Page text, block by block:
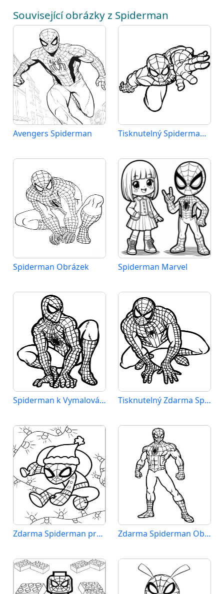
Související obrázky z Spiderman
Avengers Spiderman Tisknutelný Spiderman Obrázek pro Děti
Spiderman Obrázek Spiderman Marvel
Spiderman k Vymalování Tisknutelný Zdarma Spiderman
Zdarma Spiderman pro Malé Děti Zdarma Spiderman Obrázek